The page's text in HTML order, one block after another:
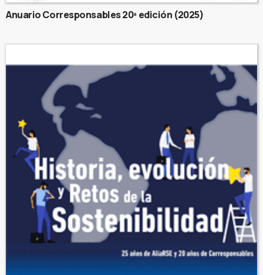
Anuario Corresponsables 20ª edición (2025)